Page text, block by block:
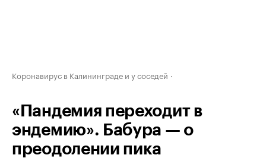
Коронавирус в Калининграде и у соседей
«Пандемия переходит в
эндемию». Бабура — о
преодолении пика